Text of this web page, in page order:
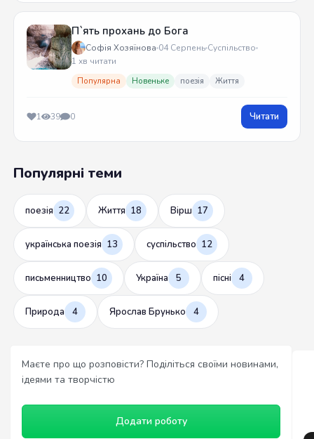
П`ять прохань до Бога
Софія Хозяїнова 04 Серпень Суспільство
1 хв читати
Популярна Новеньке поезія Життя
1 39 0 Читати
Популярні теми
поезія 22 Життя 18 Вірш 17
українська поезія 13 суспільство 12
письменництво 10 Україна 5 пісні 4
Природа 4 Ярослав Брунько 4
Маєте про що розповісти? Поділіться своїми новинами,
ідеями та творчістю
Додати роботу